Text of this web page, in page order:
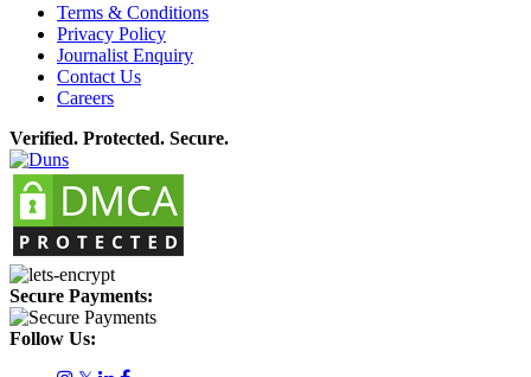
Terms & Conditions
Privacy Policy
Journalist Enquiry
Contact Us
Careers
Verified. Protected. Secure.
Secure Payments:
Follow Us: